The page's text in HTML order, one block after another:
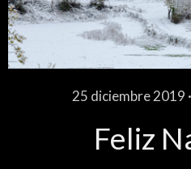
25 diciembre 2019 ·
Feliz